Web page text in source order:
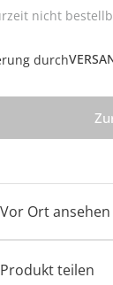
nicht
durch
Vor Ort
Produkt teilen